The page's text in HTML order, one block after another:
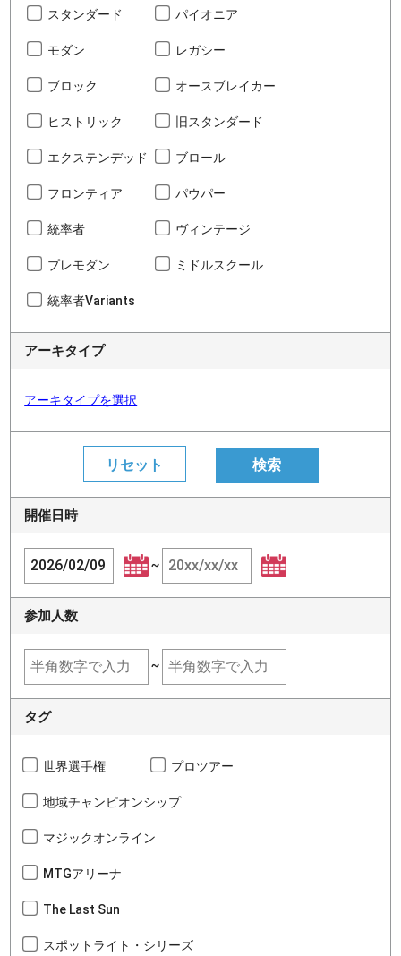
スタンダード パイオニア
モダン レガシー
ブロック オースブレイカー
ヒストリック 旧スタンダード
エクステンデッド ブロール
フロンティア パウパー
統率者 ヴィンテージ
プレモダン ミドルスクール
統率者Variants
アーキタイプ
アーキタイプを選択
開催日時
~
参加人数
~
タグ
世界選手権 プロツアー
地域チャンピオンシップ
マジックオンライン
MTGアリーナ
The Last Sun
スポットライト・シリーズ